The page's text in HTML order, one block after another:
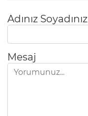
Adınız Soyadınız
Mesaj